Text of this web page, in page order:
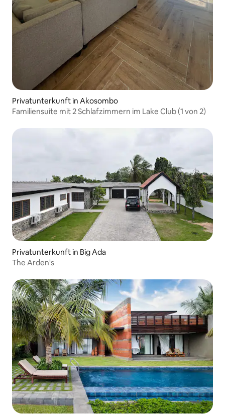
Privatunterkunft in Akosombo
Familiensuite mit 2 Schlafzimmern im Lake Club (1 von 2)
Privatunterkunft in Big Ada
The Arden's